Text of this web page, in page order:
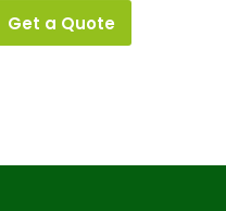
Get a Quote